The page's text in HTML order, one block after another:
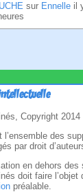
sur Ennelle il
Copyright 2014
l’ensemble des
par droit
en dehors des
doit faire l’objet
préalable.